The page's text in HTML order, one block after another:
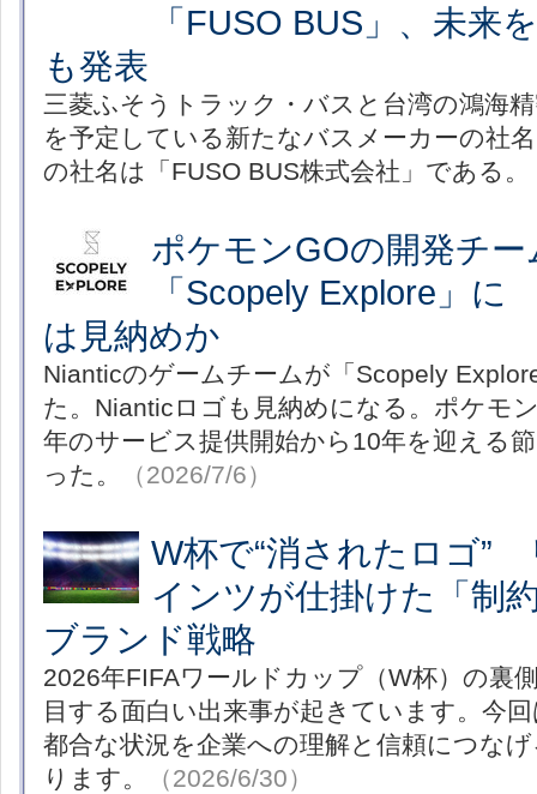
「FUSO BUS」、未来
も発表
三菱ふそうトラック・バスと台湾の鴻海
を予定している新たなバスメーカーの社
の社名は「FUSO BUS株式会社」である。
ポケモンGOの開発チー
「Scopely Explore」
は見納めか
Nianticのゲームチームが「Scopely
た。Nianticロゴも見納めになる。ポケモ
年のサービス提供開始から10年を迎える
った。
（2026/7/6）
W杯で“消されたロゴ”
インツが仕掛けた「制
ブランド戦略
2026年FIFAワールドカップ（W杯）の裏
目する面白い出来事が起きています。今
都合な状況を企業への理解と信頼につな
ります。
（2026/6/30）